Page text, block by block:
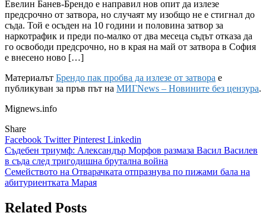
Евелин Банев-Брендо е направил нов опит да излезе
предсрочно от затвора, но случаят му изобщо не е стигнал до
съда. Той е осъден на 10 години и половина затвор за
наркотрафик и преди по-малко от два месеца съдът отказа да
го освободи предсрочно, но в края на май от затвора в София
е внесено ново […]
Материалът Брендо пак пробва да излезе от затвора е
публикуван за пръв път на МИГNews – Новините без цензура.
Mignews.info
Share
Facebook TwitterPinterest Linkedin
Навигация
Съдебен триумф: Александър Морфов размаза Васил Василев
в съда след тригодишна брутална война
Семейството на Отварачката отпразнува по пижами бала на
абитуриентката Марая
Related Posts